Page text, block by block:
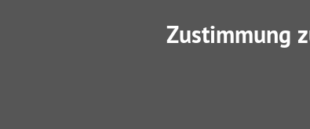
Zustimmung